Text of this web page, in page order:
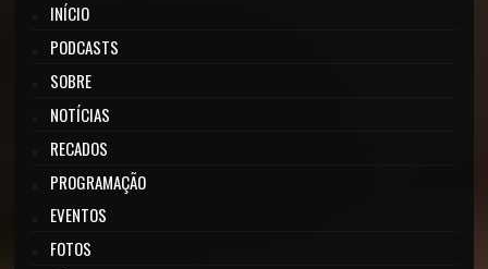
INÍCIO
PODCASTS
SOBRE
NOTÍCIAS
RECADOS
PROGRAMAÇÃO
EVENTOS
FOTOS